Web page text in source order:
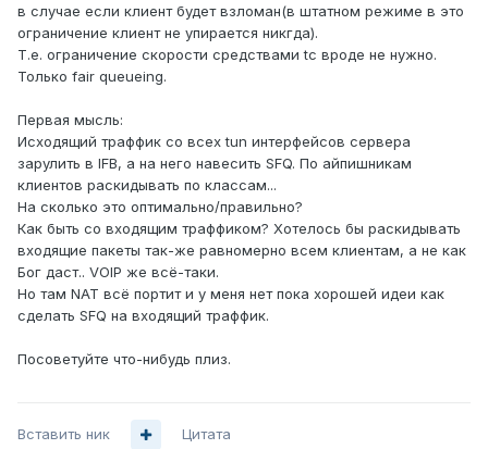
в случае если клиент будет взломан(в штатном режиме в это
ограничение клиент не упирается никгда).
Т.е. ограничение скорости средствами tc вроде не нужно.
Только fair queueing.
Первая мысль:
Исходящий траффик со всех tun интерфейсов сервера
зарулить в IFB, а на него навесить SFQ. По айпишникам
клиентов раскидывать по классам...
На сколько это оптимально/правильно?
Как быть со входящим траффиком? Хотелось бы раскидывать
входящие пакеты так-же равномерно всем клиентам, а не как
Бог даст.. VOIP же всё-таки.
Но там NAT всё портит и у меня нет пока хорошей идеи как
сделать SFQ на входящий траффик.
Посоветуйте что-нибудь плиз.
Вставить ник Цитата